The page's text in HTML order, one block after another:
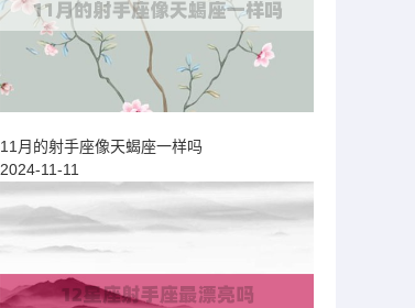
11月的射手座像天蝎座一样吗
2024-11-11